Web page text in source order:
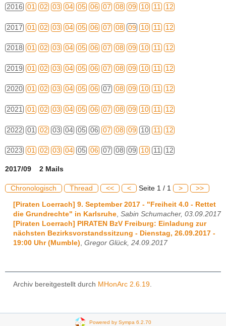
2016 01 02 03 04 05 06 07 08 09 10 11 12
2017 01 02 03 04 05 06 07 08 09 10 11 12
2018 01 02 03 04 05 06 07 08 09 10 11 12
2019 01 02 03 04 05 06 07 08 09 10 11 12
2020 01 02 03 04 05 06 07 08 09 10 11 12
2021 01 02 03 04 05 06 07 08 09 10 11 12
2022 01 02 03 04 05 06 07 08 09 10 11 12
2023 01 02 03 04 05 06 07 08 09 10 11 12
2017/09 2 Mails
Chronologisch Thread << < Seite 1 / 1 > >>
[Piraten Loerrach] 9. September 2017 - "Freiheit 4.0 - Rettet
die Grundrechte" in Karlsruhe, Sabin Schumacher, 03.09.2017
[Piraten Loerrach] PIRATEN BzV Freiburg: Einladung zur
nächsten Bezirksvorstandssitzung - Dienstag, 26.09.2017 -
19:00 Uhr (Mumble), Gregor Glück, 24.09.2017
Archiv bereitgestellt durch MHonArc 2.6.19.
Powered by Sympa 6.2.70